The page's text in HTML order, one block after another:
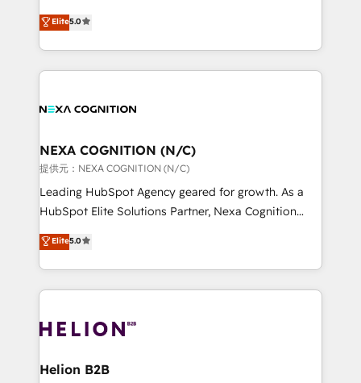
HubSpot Data System Migrations between systems
to HubSpot New lead generation strategies Time-
New Zealand, and globally to realise their full
potential through enterprise HubSpot CRM
implementation. And we deliver best practice across
the whole HubSpot platform, covering marketing,
all businesses, from start-up to Enterprise, and have
the world. Our human approach to digital
transformation is designed for businesses who want
to grow. And we're passionate about APAC
businesses leading the world in technology, agility
record migrating businesses from CRM & Marketing
Platforms such as Salesforce, Dynamics, Pipedrive,
with attract and retain customers, manage their
business people and processes, and how they
Elite5.0
NEXA COGNITION (N/C)
提供元：NEXA COGNITION (N/C)
Leading HubSpot Agency geared for growth. As a
HubSpot Elite Solutions Partner, Nexa Cognition
ranks in the top 1% of global HubSpot Partners and
has been one of the longest-standing partners since
2012. We empower businesses to harness the full
potential of HubSpot by combining strategic
bespoke HubSpot solutions tailored to drive
Choose Nexa Cognition? 🚀 HubSpot Expertise: Our
Elite5.0
Helion B2B